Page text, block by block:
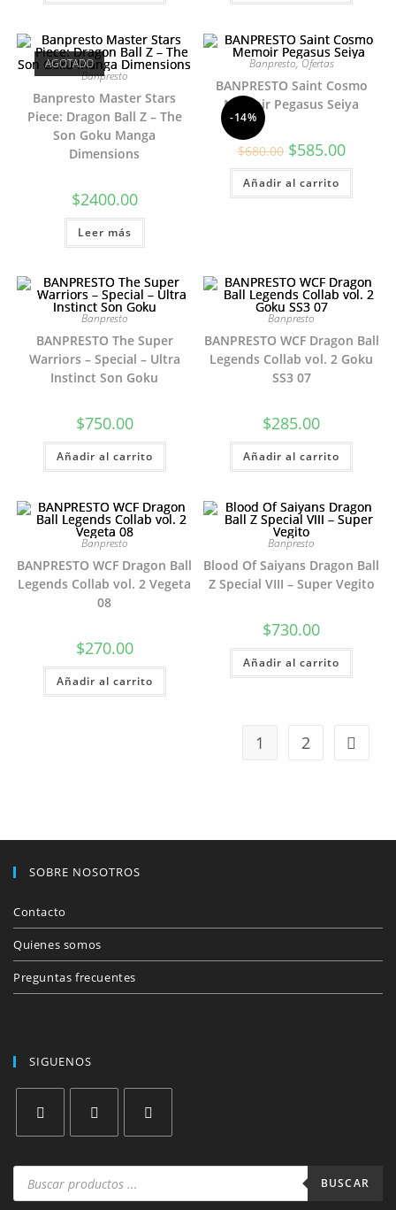
AGOTADO
Banpresto
Banpresto Master Stars
Piece: Dragon Ball Z – The
Son Goku Manga
Dimensions
$2400.00
Leer más
-14%
Banpresto,Ofertas
BANPRESTO Saint Cosmo
Memoir Pegasus Seiya
$680.00 El
precio
original
era:
$680.00.
$585.00El
precio
actual
$585.00.
Añadir al carrito
Banpresto
BANPRESTO The Super
Warriors – Special – Ultra
Instinct Son Goku
$750.00
Añadir al carrito
Banpresto
BANPRESTO WCF Dragon Ball
Legends Collab vol. 2 Goku
SS3 07
$285.00
Añadir al carrito
Banpresto
BANPRESTO WCF Dragon Ball
Legends Collab vol. 2 Vegeta
08
$270.00
Añadir al carrito
Banpresto
Blood Of Saiyans Dragon Ball
Z Special VIII – Super Vegito
$730.00
Añadir al carrito
1 2
SOBRE NOSOTROS
Contacto
Quienes somos
Preguntas frecuentes
SIGUENOS
abre
en
abre
en
abre
en
Búsqueda
productos
BUSCAR